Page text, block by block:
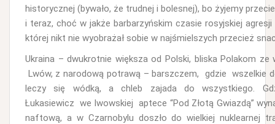
historycznej (bywało, że trudnej i bolesnej), bo żyjemy
i teraz, choć w jakże barbarzyńskim czasie rosyjskiej agresji
której nikt nie wyobrażał sobie w najśmielszych przecież
Ukraina – dwukrotnie większa od Polski, bliska Polakom ze
Lwów, z narodową potrawą – barszczem, gdzie wszelkie
leczy się wódką, a chleb zajada do wszystkiego.
Łukasiewicz we lwowskiej aptece “Pod Złotą Gwiazdą”
naftową, a w Czarnobylu doszło do wielkiej nuklearnej